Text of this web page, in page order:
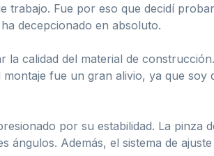
trabajo. Fue por eso que decidí
decepcionado en absoluto.
calidad del material de
fue un gran alivio, ya que
por su estabilidad. La pinza
ángulos. Además, el sistema de